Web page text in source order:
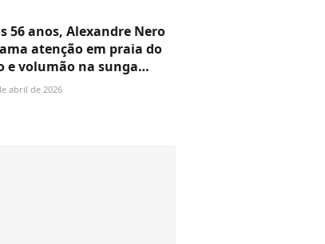
56 anos, Alexandre Nero
atenção em praia do
e volumão na sunga
a cena em fotos. Veja
abril de 2026